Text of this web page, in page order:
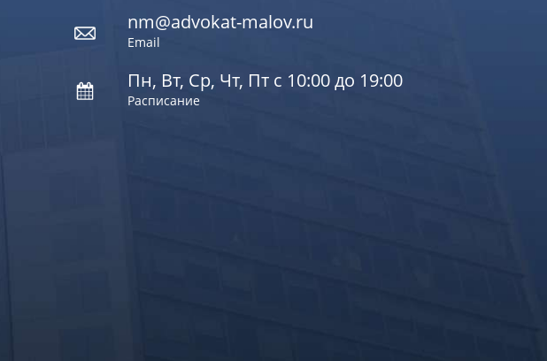
nm@advokat-malov.ru
Email
Пн, Вт, Ср, Чт, Пт с 10:00 до 19:00
Расписание